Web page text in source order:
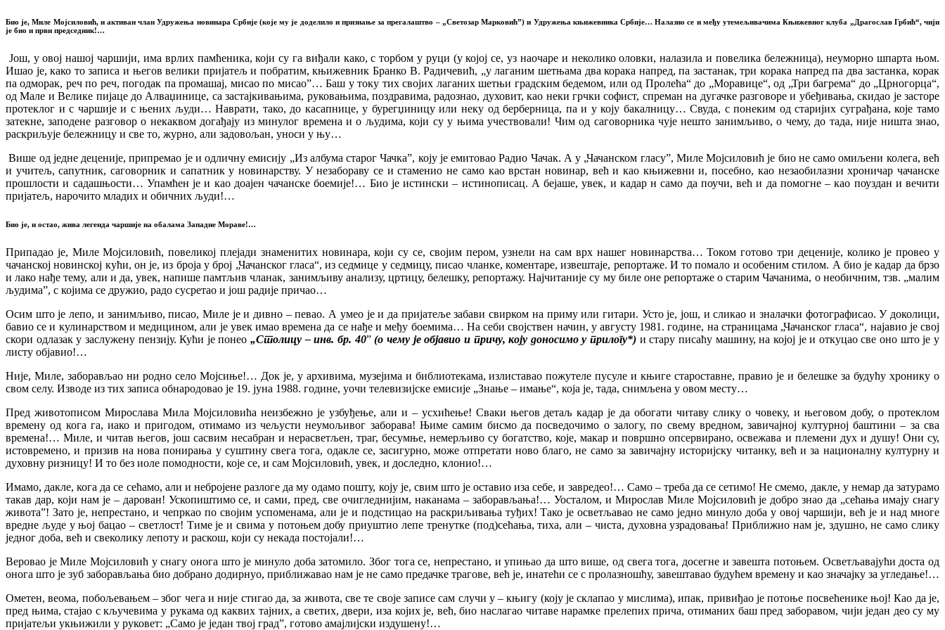
Био је, Миле Мојсиловић, и активан члан Удружења новинара Србије (које му је доделило и признање за прегалаштво – „Светозар Марковић”) и Удружења књижевника Србије… Налазио се и међу утемељивачима Књижевног клуба „Драгослав Грбић“, чији
је био и први председник!…
Још, у овој нашој чаршији, има врлих памћеника, који су га виђали како, с торбом у руци (у којој се, уз наочаре и неколико оловки, налазила и повелика бележница), неуморно шпарта њом.
Ишао је, како то записа и његов велики пријатељ и побратим, књижевник Бранко В. Радичевић, „у лаганим шетњама два корака напред, па застанак, три корака напред па два застанка, корак
па одморак, реч по реч, погодак па промашај, мисао по мисао”… Баш у току тих својих лаганих шетњи градским бедемом, или од Пролећа“ до „Моравице“, од „Три багрема“ до „Црногорца“,
од Мале и Велике пијаце до Алваџинице, са застајкивањима, руковањима, поздравима, радознао, духовит, као неки грчки софист, спреман на дугачке разговоре и убеђивања, скидао је засторе
протеклог и с чаршије и с њених људи… Наврати, тако, до касапнице, у бурегџиницу или неку од берберница, па и у коју бакалницу… Свуда, с понеким од старијих суграђана, које тамо
затекне, заподене разговор о некаквом догађају из минулог времена и о људима, који су у њима учествовали! Чим од саговорника чује нешто занимљиво, о чему, до тада, није ништа знао,
раскриљује бележницу и све то, журно, али задовољан, уноси у њу…
Више од једне деценије, припремао је и одличну емисију „Из албума старог Чачка”, коју је емитовао Радио Чачак. А у „Чачанском гласу”, Миле Мојсиловић је био не само омиљени колега, већ
и учитељ, сапутник, саговорник и сапатник у новинарству. У незабораву се и стаменио не само као врстан новинар, већ и као књижевни и, посебно, као незаобилазни хроничар чачанске
прошлости и садашњости… Упамћен је и као доајен чачанске боемије!… Био је истински – истинописац. А бејаше, увек, и кадар н само да поучи, већ и да помогне – као поуздан и вечити
пријатељ, нарочито младих и обичних људи!…
Био је, и остао, жива легенда чаршије на обалама Западне Мораве!…
Припадао је, Миле Мојсиловић, повеликој плејади знаменитих новинара, који су се, својим пером, узнели на сам врх нашег новинарства… Током готово три деценије, колико је провео у
чачанској новинској кући, он је, из броја у број „Чачанског гласа“, из седмице у седмицу, писао чланке, коментаре, извештаје, репортаже. И то помало и особеним стилом. А био је кадар да брзо
и лако нађе тему, али и да, увек, напише памтљив чланак, занимљиву анализу, цртицу, белешку, репортажу. Најчитаније су му биле оне репортаже о старим Чачанима, о необичним, тзв. „малим
људима”, с којима се дружио, радо сусретао и још радије причао…
Осим што је лепо, и занимљиво, писао, Миле је и дивно – певао. А умео је и да пријатеље забави свирком на приму или гитари. Усто је, још, и сликао и зналачки фотографисао. У доколици,
бавио се и кулинарством и медицином, али је увек имао времена да се нађе и међу боемима… На себи својствен начин, у августу 1981. године, на страницама „Чачанског гласа“, најавио је свој
скори одлазак у заслужену пензију. Кући је понео„Столицу – инв. бр. 40”(о чему је објавио и причу, коју доносимо у прилогу*) и стару писаћу машину, на којој је и откуцао све оно што је у
листу објавио!…
Није, Миле, заборављао ни родно село Мојсиње!… Док је, у архивима, музејима и библиотекама, излиставао пожутеле пусуле и књиге староставне, правио је и белешке за будућу хронику о
свом селу. Изводе из тих записа обнародовао је 19. јуна 1988. године, уочи телевизијске емисије „Знање – имање“, која је, тада, снимљена у овом месту…
Пред животописом Мирослава Мила Мојсиловића неизбежно је узбуђење, али и – усхићење! Сваки његов детаљ кадар је да обогати читаву слику о човеку, и његовом добу, о протеклом
времену од кога га, иако и пригодом, отимамо из чељусти неумољивог заборава! Њиме самим бисмо да посведочимо о залогу, по свему вредном, завичајној културној баштини – за сва
времена!… Миле, и читав његов, још сасвим несабран и нерасветљен, траг, бесумње, немерљиво су богатство, које, макар и површно опсервирано, освежава и племени дух и душу! Они су,
истовремено, и призив на нова понирања у суштину свега тога, одакле се, засигурно, може отпретати ново благо, не само за завичајну историјску читанку, већ и за националну културну и
духовну ризницу! И то без иоле помодности, које се, и сам Мојсиловић, увек, и доследно, клонио!…
Имамо, дакле, кога да се сећамо, али и небројене разлоге да му одамо пошту, коју је, свим што је оставио иза себе, и завредео!… Само – треба да се сетимо! Не смемо, дакле, у немар да затурамо
такав дар, који нам је – дарован! Ускопиштимо се, и сами, пред, све очигледнијим, наканама – заборављања!… Уосталом, и Мирослав Миле Мојсиловић је добро знао да „сећања имају снагу
живота”! Зато је, непрестано, и чепркао по својим успоменама, али је и подстицао на раскриљивања туђих! Тако је осветљавао не само једно минуло доба у овој чаршији, већ је и над многе
вредне људе у њој бацао – светлост! Тиме је и свима у потоњем добу приуштио лепе тренутке (под)сећања, тиха, али – чиста, духовна узрадовања! Приближио нам је, здушно, не само слику
једног доба, већ и свеколику лепоту и раскош, који су некада постојали!…
Веровао је Миле Мојсиловић у снагу онога што је минуло доба затомило. Због тога се, непрестано, и упињао да што више, од свега тога, досегне и завешта потоњем. Осветљавајући доста од
онога што је зуб заборављања био добрано додирнуо, приближавао нам је не само предачке трагове, већ је, инатећи се с пролазношћу, завештавао будућем времену и као значајку за угледање!…
Ометен, веома, побољевањем – због чега и није стигао да, за живота, све те своје записе сам случи у – књигу (коју је склапао у мислима), ипак, привиђао је потоње посвећенике њој! Као да је,
пред њима, стајао с кључевима у рукама од каквих тајних, а светих, двери, иза којих је, већ, био наслагао читаве нарамке прелепих прича, отиманих баш пред заборавом, чији један део су му
пријатељи укњижили у руковет: „Само је један твој град”, готово амајлијски издушену!…